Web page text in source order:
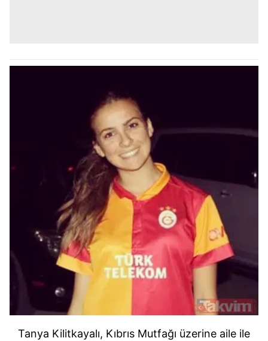
Tanya Kilitkayalı, Kıbrıs Mutfağı üzerine aile ile